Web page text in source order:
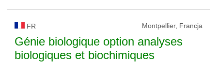
FR Montpellier, Francja
Génie biologique option analyses
biologiques et biochimiques